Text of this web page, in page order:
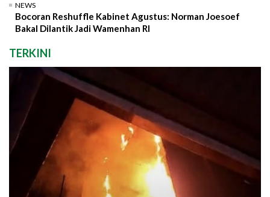
NEWS
Bocoran Reshuffle Kabinet Agustus: Norman Joesoef
Bakal Dilantik Jadi Wamenhan RI
TERKINI